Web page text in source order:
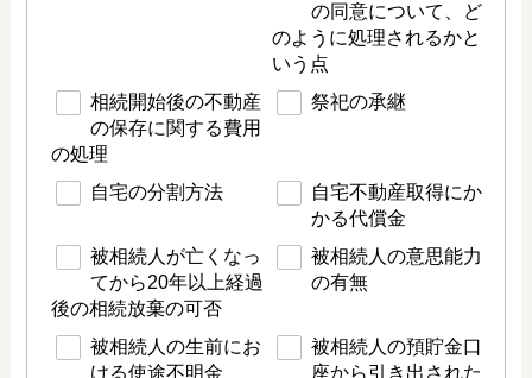
の同意について、ど
のように処理されるかと
いう点
相続開始後の不動産
の保存に関する費用
の処理
祭祀の承継
自宅の分割方法
自宅不動産取得にか
かる代償金
被相続人が亡くなっ
てから20年以上経過
後の相続放棄の可否
被相続人の意思能力
の有無
被相続人の生前にお
ける使途不明金
被相続人の預貯金口
座から引き出された